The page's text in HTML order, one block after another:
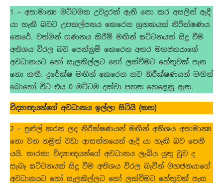
1 – අසාමාන්‍ය මට්ටමක උවදුරක් ඇති නො කර අසලින් ඇදී
යා හැකි බවට උපකල්පනය කෙරෙන ග්‍රහකයක් නිරීක්ෂණය
කෙරේ. වත්මන් ගණනය කිරීම් මඟින් ඝට්ටනයක් සිදු වීම
අතිශය විරල බව පෙන්නුම් කෙරෙන අතර මහජනයාගේ
අවධානයට හෝ සැලකිල්ලට හෝ ලක්වීමට හේතුවක් පැන
නො නඟී. දුරේක්ෂ මඟින් කෙරෙන නව නිරීක්ෂණයන් මඟින්
බොහෝ විට එය 0 මට්ටම දක්වා පහත හෙළෙනු ඇත.
විද්‍යාඥයන්ගේ අවධානය ඉල්ලා සිටියි (කහ)
2 – පුළුල් කරන ලද නිරීක්ෂණයන් මඟින් අතිශය අසාමාන්‍ය
නො වන නමුත් වඩා ආසන්නයෙන් ඇදී යා හැකි බව පෙනී
යයි. තාරකා විද්‍යාඥයන්ගේ අවධානය ලැබිය යුතු වුව ද
සැබෑ ඝට්ටනයක් සිදු වීම අතිශය විරල බැවින් මහජනයාගේ
අවධානයට හෝ සැලකිල්ලට හෝ ලක්වීමට හේතුවක් පැන